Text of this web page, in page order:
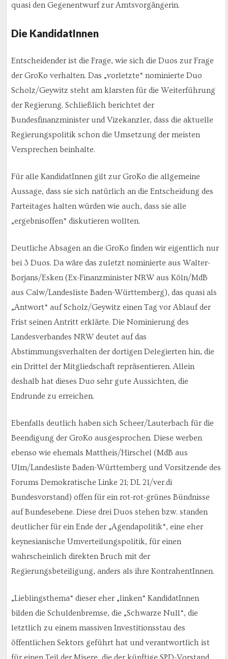
quasi den Gegenentwurf zur Amtsvorgängerin.
Die KandidatInnen
Entscheidender ist die Frage, wie sich die Duos zur Frage
der GroKo verhalten. Das „vorletzte“ nominierte Duo
Scholz/Geywitz steht am klarsten für die Weiterführung
der Regierung. Schließlich berichtet der
Bundesfinanzminister und Vizekanzler, dass die aktuelle
Regierungspolitik schon die Umsetzung der meisten
Versprechen beinhalte.
Für alle KandidatInnen gilt zur GroKo die allgemeine
Aussage, dass sie sich natürlich an die Entscheidung des
Parteitages halten würden wie auch, dass sie alle
„ergebnisoffen“ diskutieren wollten.
Deutliche Absagen an die GroKo finden wir eigentlich nur
bei 3 Duos. Da wäre das zuletzt nominierte aus Walter-
Borjans/Esken (Ex-Finanzminister NRW aus Köln/MdB
aus Calw/Landesliste Baden-Württemberg), das quasi als
„Antwort“ auf Scholz/Geywitz einen Tag vor Ablauf der
Frist seinen Antritt erklärte. Die Nominierung des
Landesverbandes NRW deutet auf das
Abstimmungsverhalten der dortigen Delegierten hin, die
ein Drittel der Mitgliedschaft repräsentieren. Allein
deshalb hat dieses Duo sehr gute Aussichten, die
Endrunde zu erreichen.
Ebenfalls deutlich haben sich Scheer/Lauterbach für die
Beendigung der GroKo ausgesprochen. Diese werben
ebenso wie ehemals Mattheis/Hirschel (MdB aus
Ulm/Landesliste Baden-Württemberg und Vorsitzende des
Forums Demokratische Linke 21; DL 21/ver.di
Bundesvorstand) offen für ein rot-rot-grünes Bündnisse
auf Bundesebene. Diese drei Duos stehen bzw. standen
deutlicher für ein Ende der „Agendapolitik“, eine eher
keynesianische Umverteilungspolitik, für einen
wahrscheinlich direkten Bruch mit der
Regierungsbeteiligung, anders als ihre KontrahentInnen.
„Lieblingsthema“ dieser eher „linken“ KandidatInnen
bilden die Schuldenbremse, die „Schwarze Null“, die
letztlich zu einem massiven Investitionsstau des
öffentlichen Sektors geführt hat und verantwortlich ist